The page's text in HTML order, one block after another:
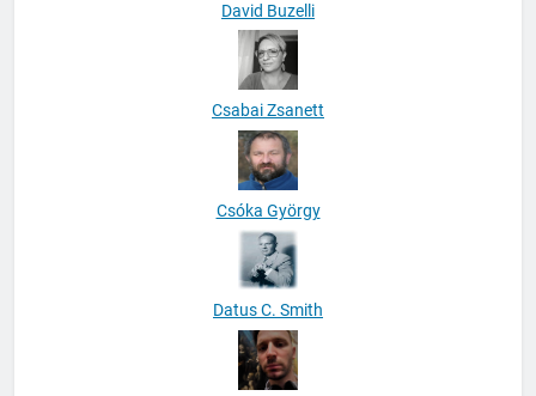
David Buzelli
Csabai Zsanett
Csóka György
Datus C. Smith